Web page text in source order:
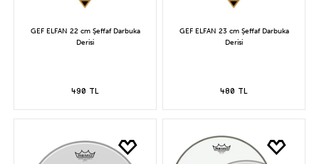
GEF ELFAN 22 cm Şeffaf Darbuka
Derisi
490 TL
GEF ELFAN 23 cm Şeffaf Darbuka
Derisi
480 TL